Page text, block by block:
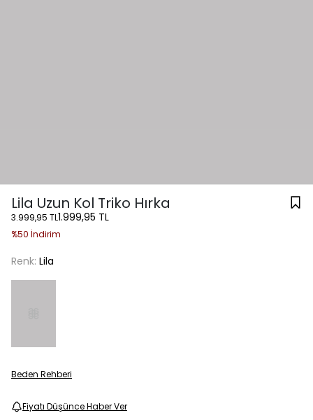
Lila Uzun Kol Triko Hırka
3.999,95 TL1.999,95 TL
%50 İndirim
Renk: Lila
Beden Rehberi
Fiyatı Düşünce Haber Ver